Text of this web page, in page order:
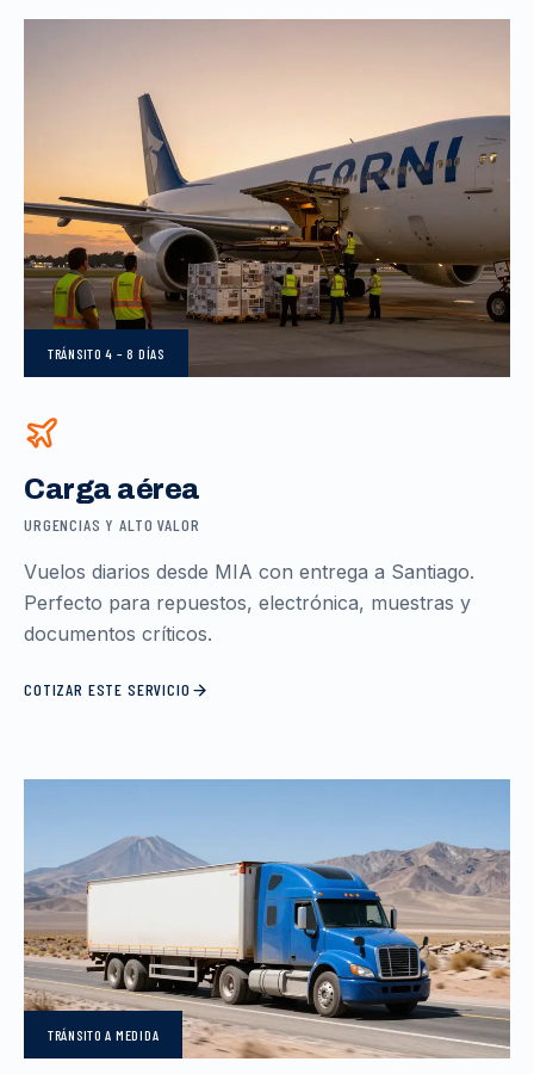
TRÁNSITO4 – 8 DÍAS
Carga aérea
URGENCIAS Y ALTO VALOR
Vuelos diarios desde MIA con entrega a Santiago.
Perfecto para repuestos, electrónica, muestras y
documentos críticos.
COTIZAR ESTE SERVICIO
TRÁNSITOA MEDIDA